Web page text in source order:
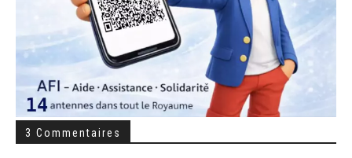
3 Commentaires